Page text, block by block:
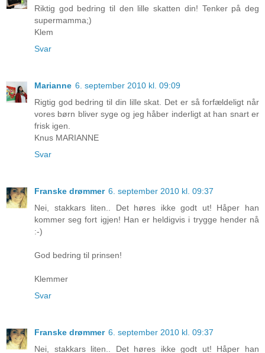
Riktig god bedring til den lille skatten din! Tenker på deg
supermamma;)
Klem
Svar
Marianne 6. september 2010 kl. 09:09
Rigtig god bedring til din lille skat. Det er så forfældeligt når
vores børn bliver syge og jeg håber inderligt at han snart er
frisk igen.
Knus MARIANNE
Svar
Franske drømmer 6. september 2010 kl. 09:37
Nei, stakkars liten.. Det høres ikke godt ut! Håper han
kommer seg fort igjen! Han er heldigvis i trygge hender nå
:-)
God bedring til prinsen!
Klemmer
Svar
Franske drømmer 6. september 2010 kl. 09:37
Nei, stakkars liten.. Det høres ikke godt ut! Håper han